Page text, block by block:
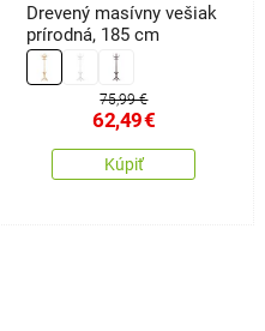
Drevený masívny vešiak
prírodná, 185 cm
75,99 €
62,49€
Kúpiť